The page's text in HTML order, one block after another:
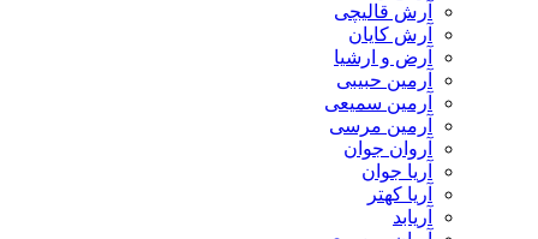
آرش قالیچی
آرش کایان
​آرض و ارشیا
آرمین حبیبی
آرمین سمیعی
آرمین مرسی
آروان جوان
آریا جوان
آریا کهتر
آریابد